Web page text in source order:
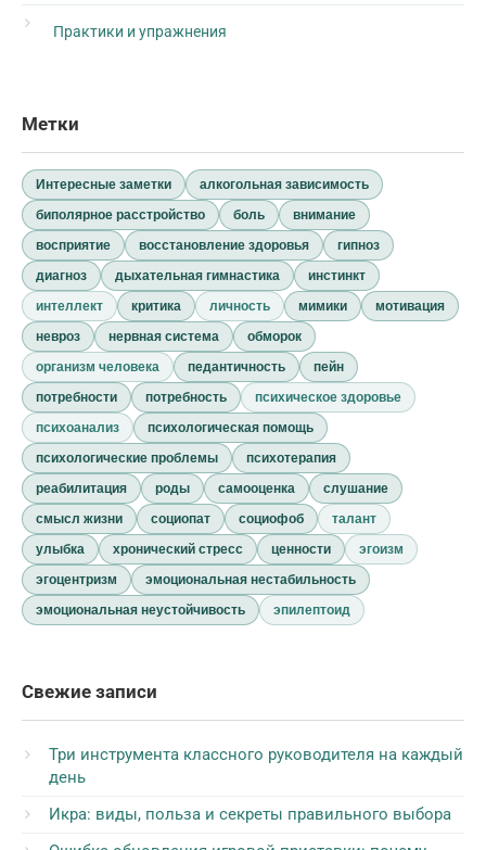
Практики и упражнения
Метки
Интересные заметки
алкогольная зависимость
биполярное расстройство
боль
внимание
восприятие
восстановление здоровья
гипноз
диагноз
дыхательная гимнастика
инстинкт
интеллект
критика личность мимики
мотивация
невроз
нервная система
обморок
организм человека
педантичность
пейн
потребности
потребность
психическое здоровье
психоанализ
психологическая помощь
психологические проблемы
психотерапия
реабилитация
роды самооценка
слушание
смысл жизни
социопат социофоб
талант
улыбка
хронический стресс ценности
эгоизм
эгоцентризм
эмоциональная нестабильность
эмоциональная неустойчивость
эпилептоид
Свежие записи
Три инструмента классного руководителя на каждый
день
Икра: виды, польза и секреты правильного выбора